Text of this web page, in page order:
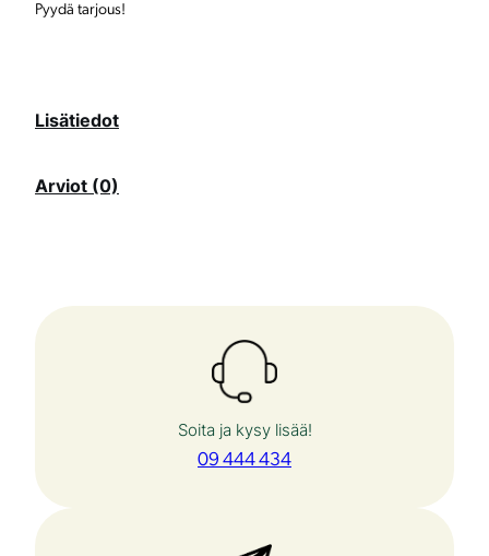
t
j
i
m
ä
Pyydä tarjous!
Lisätiedot
Arviot (0)
Soita ja kysy lisää!
09 444 434